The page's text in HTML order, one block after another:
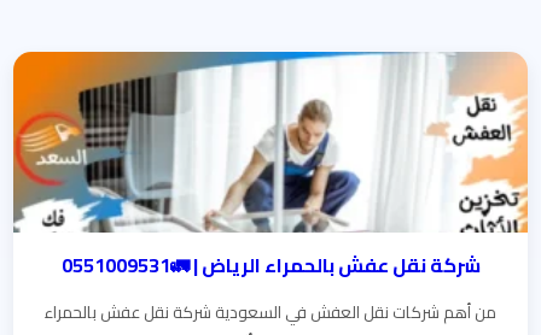
شركة نقل عفش بالحمراء الرياض | 🚛0551009531
من أهم شركات نقل العفش في السعودية شركة نقل عفش بالحمراء